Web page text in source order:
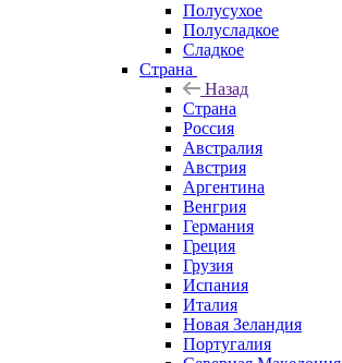
Полусухое
Полусладкое
Сладкое
Страна
Назад
Страна
Россия
Австралия
Австрия
Аргентина
Венгрия
Германия
Греция
Грузия
Испания
Италия
Новая Зеландия
Португалия